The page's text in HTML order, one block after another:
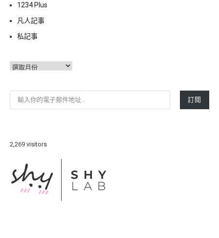
1234 Plus
凡人記事
私記事
彙
輸入你的電子郵件地址…
訂閱
2,269 visitors